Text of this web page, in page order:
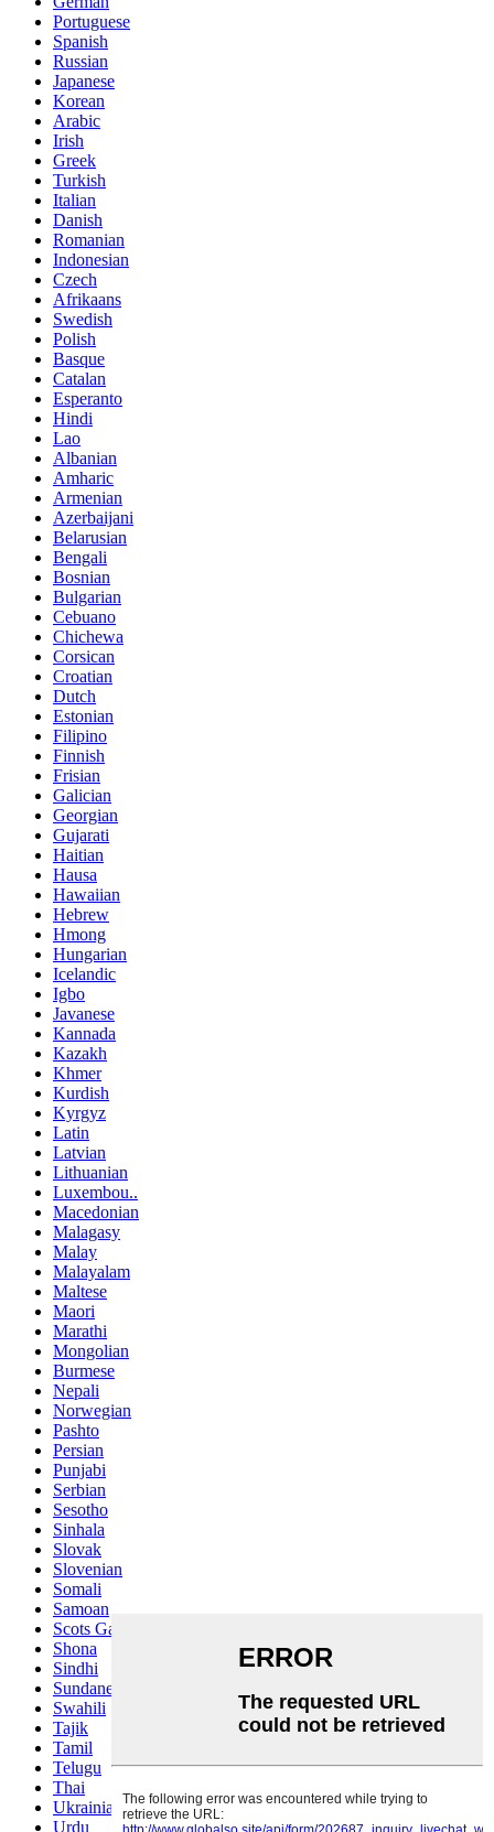
Portuguese
Spanish
Russian
Japanese
Korean
Arabic
Irish
Greek
Turkish
Italian
Danish
Romanian
Indonesian
Czech
Afrikaans
Swedish
Polish
Basque
Catalan
Esperanto
Hindi
Lao
Albanian
Amharic
Armenian
Azerbaijani
Belarusian
Bengali
Bosnian
Bulgarian
Cebuano
Chichewa
Corsican
Croatian
Dutch
Estonian
Filipino
Finnish
Frisian
Galician
Georgian
Gujarati
Haitian
Hausa
Hawaiian
Hebrew
Hmong
Hungarian
Icelandic
Igbo
Javanese
Kannada
Kazakh
Khmer
Kurdish
Kyrgyz
Latin
Latvian
Lithuanian
Luxembou..
Macedonian
Malagasy
Malay
Malayalam
Maltese
Maori
Marathi
Mongolian
Burmese
Nepali
Norwegian
Pashto
Persian
Punjabi
Serbian
Sesotho
Sinhala
Slovak
Slovenian
Somali
Samoan
Scots Gaelic
Shona
Sindhi
Sundanese
Swahili
Tajik
Tamil
Telugu
Thai
Ukrainian
Urdu